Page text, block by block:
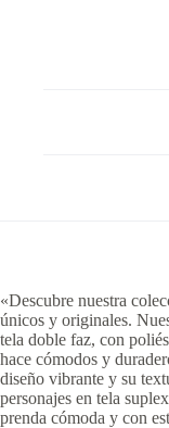
«Descubre nuestra
únicos y originales.
tela doble faz, con
hace cómodos y
diseño vibrante y su
personajes en tela
prenda cómoda y con